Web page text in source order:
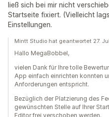
ließ sich bei mir nicht
Startseite fixiert. (Vielleicht
Einstellungen.
Mintt Studio hat geantwortet 27.
Hallo MegaBobbel,
vielen Dank für Ihre tolle
App einfach einrichten konnten
Anforderungen entspricht.
Bezüglich der Platzierung des
gewünschten Stelle auf Ihrer
Editor frei verschoben werden.